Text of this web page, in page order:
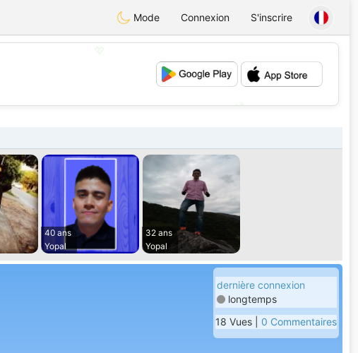
Mode Connexion S'inscrire
40 ans
Yopal
32 ans
Yopal
dernière connexion
longtemps
18 Vues | 0 Commentaires